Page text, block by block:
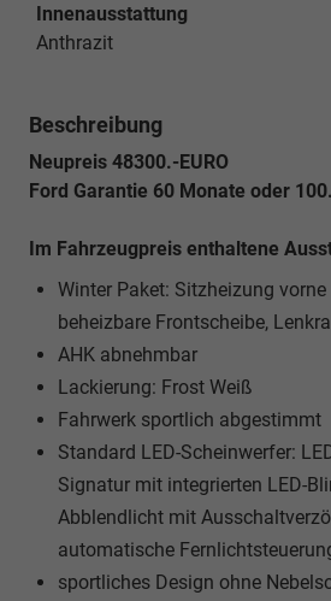
Innenausstattung
Anthrazit
Beschreibung
Neupreis 48300.-EURO
Ford Garantie 60 Monate oder
Im Fahrzeugpreis enthaltene
Winter Paket: Sitzheizung
beheizbare Frontscheibe,
AHK abnehmbar
Lackierung: Frost Weiß
Fahrwerk sportlich abgestimmt
Standard LED-Scheinwerfer:
Signatur mit integrierten LED-
Abblendlicht mit
automatische
sportliches Design ohne